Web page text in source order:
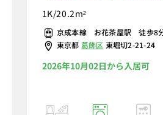
で約16分でアクセス！■選べるWi-Fi
1K/20.2m²
京成本線 お花茶屋駅 徒歩8
東京都 葛飾区 東堀切2-21-24
2026年10月02日から入居可